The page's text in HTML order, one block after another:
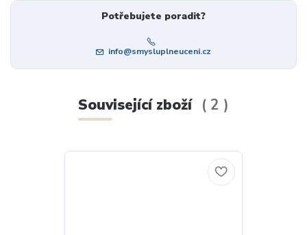
Potřebujete poradit?
info@smysluplneuceni.cz
Související zboží 2